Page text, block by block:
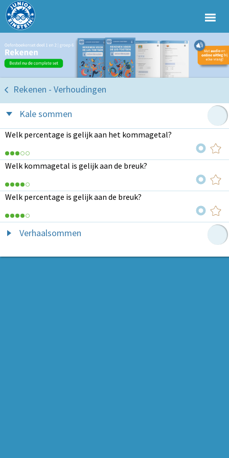
Rekenen - Verhoudingen
Kale sommen
Welk percentage is gelijk aan het kommagetal?
Welk kommagetal is gelijk aan de breuk?
Welk percentage is gelijk aan de breuk?
Verhaalsommen